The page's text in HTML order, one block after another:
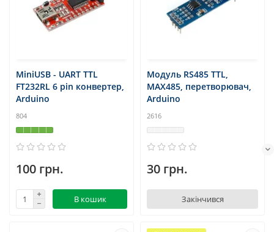
MiniUSB - UART TTL
FT232RL 6 pin конвертер,
Arduino
804
100 грн.
В кошик
Модуль RS485 TTL,
MAX485, перетворювач,
Arduino
2616
30 грн.
Закінчився